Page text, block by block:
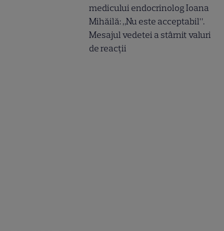
medicului endocrinolog Ioana
Mihăilă: „Nu este acceptabil”.
Mesajul vedetei a stârnit valuri
de reacții